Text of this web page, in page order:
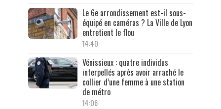
Le 6e arrondissement est-il sous-
équipé en caméras ? La Ville de Lyon
entretient le flou
14:40
Vénissieux : quatre individus
interpellés après avoir arraché le
collier d’une femme à une station
de métro
14:06